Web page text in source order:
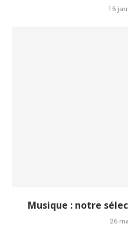
16
Musique : notre
26